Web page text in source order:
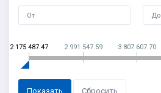
2 175 487.47 2 991 547.59 3 807 607.70